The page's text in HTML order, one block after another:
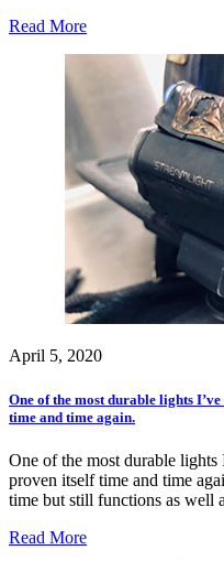
Read More
April 5, 2020
One of the most durable lights
time and time again.
One of the most durable lights
proven itself time and time
time but still functions as well
Read More